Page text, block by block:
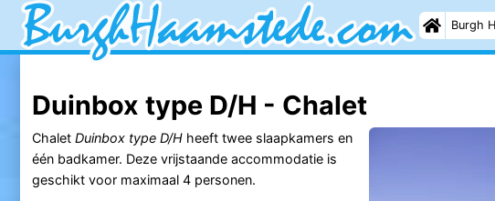
Burgh
Duinbox type D/H - Chalet
Chalet Duinbox type D/Hheeft twee slaapkamers en
één badkamer. Deze vrijstaande accommodatie is
geschikt voor maximaal 4 personen.